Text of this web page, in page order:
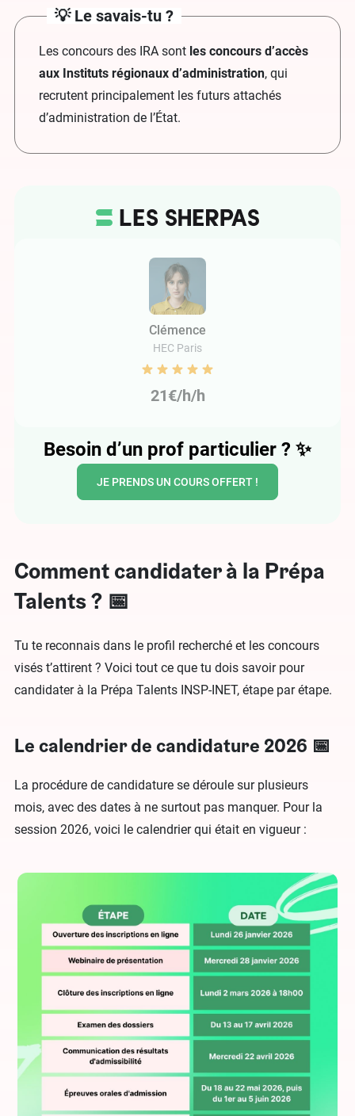
💡 Le savais-tu ?
Les concours des IRA sont les concours d’accès
aux Instituts régionaux d’administration, qui
recrutent principalement les futurs attachés
d’administration de l’État.
Clémence
HEC Paris
21€/h/h
Besoin d’un prof particulier ? ✨
JE PRENDS UN COURS OFFERT !
Comment candidater à la Prépa
Talents ? 📅
Tu te reconnais dans le profil recherché et les concours
visés t’attirent ? Voici tout ce que tu dois savoir pour
candidater à la Prépa Talents INSP-INET, étape par étape.
Le calendrier de candidature 2026 📅
La procédure de candidature se déroule sur plusieurs
mois, avec des dates à ne surtout pas manquer. Pour la
session 2026, voici le calendrier qui était en vigueur :